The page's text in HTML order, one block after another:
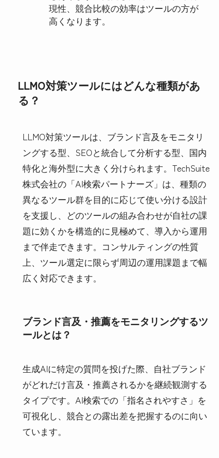
現性、競合比較の効率はツールの方が
高くなります。
LLMO対策ツールにはどんな種類があ
る？
LLMO対策ツールは、ブランド言及をモニタリ
ングする型、SEOと統合して分析する型、国内
特化と海外型に大きく分けられます。TechSuite
株式会社の「AI検索パートナーズ」は、種類の
異なるツール群を目的に応じて使い分ける設計
を支援し、どのツールの組み合わせが自社の課
題に効くかを構造的に見極めて、導入から運用
まで伴走できます。コンサルティングの性質
上、ツール選定に限らず周辺の運用課題まで幅
広く対応できます。
ブランド言及・推薦をモニタリングするツ
ールとは？
生成AIに特定の質問を投げた際、自社ブランド
がどれだけ言及・推薦されるかを継続観測する
タイプです。AI検索での「指名されやすさ」を
可視化し、競合との露出差を把握するのに向い
ています。